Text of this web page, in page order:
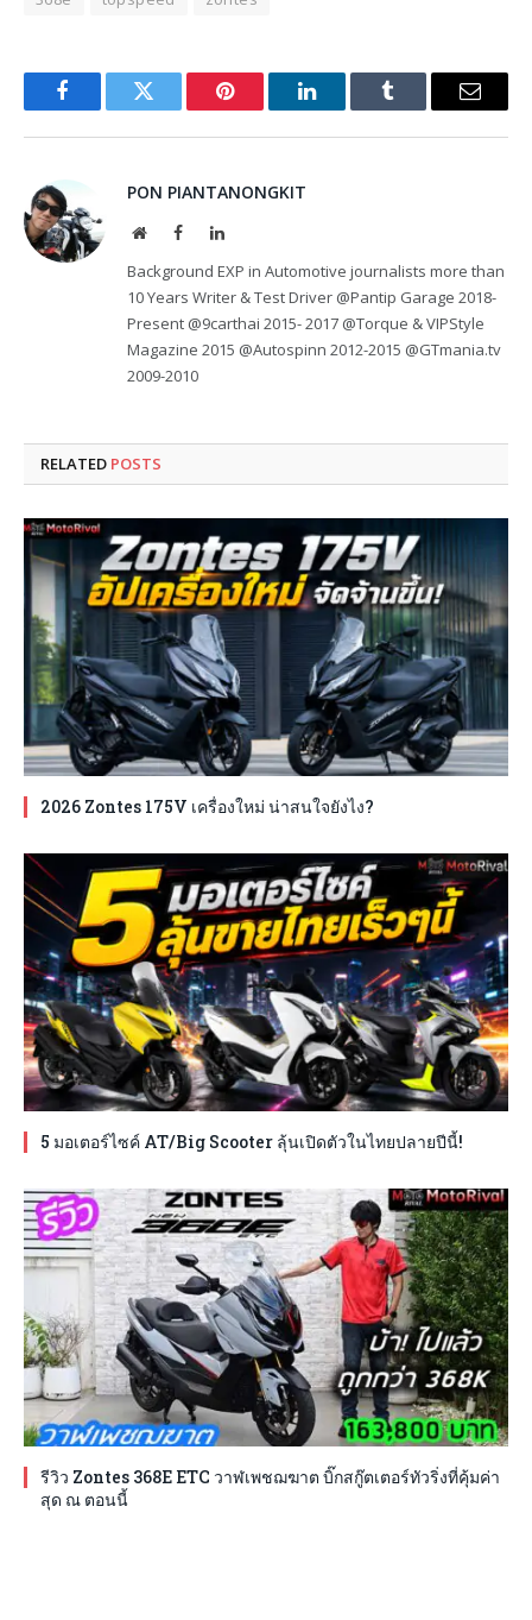
FacebookTwitter Pinterest LinkedInTumblr Email
PON PIANTANONGKIT
WebsiteFacebookLinkedIn
Background EXP in Automotive journalists more than
10 Years Writer & Test Driver @Pantip Garage 2018-
Present @9carthai 2015- 2017 @Torque & VIPStyle
Magazine 2015 @Autospinn 2012-2015 @GTmania.tv
2009-2010
RELATED POSTS
2026 Zontes 175V เครื่องใหม่ น่าสนใจยังไง?
5 มอเตอร์ไซค์ AT/Big Scooter ลุ้นเปิดตัวในไทยปลายปีนี้!
รีวิว Zontes 368E ETC วาฬเพชฌฆาต บิ๊กสกู๊ตเตอร์ทัวริ่งที่คุ้มค่า
สุด ณ ตอนนี้